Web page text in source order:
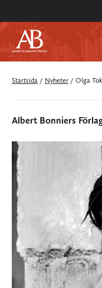
Startsida / Nyheter / Olga
Albert Bonniers